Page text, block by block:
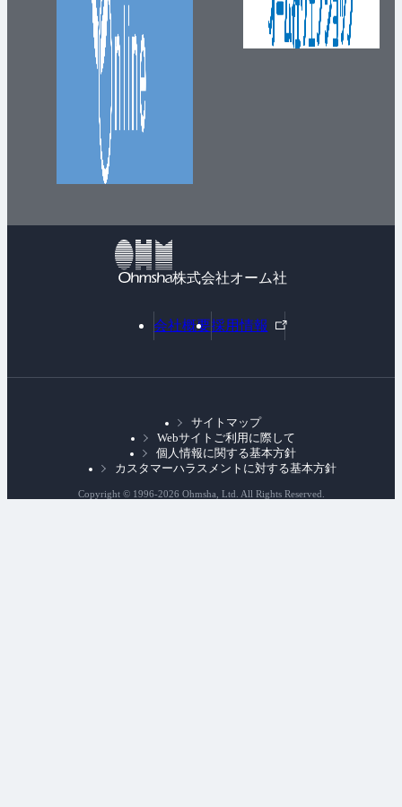
株式会社オーム社
会社概要採用情報
外
部
ン
サイトマップ
Webサイトご利用に際して
個人情報に関する基本方針
カスタマーハラスメントに対する基本方針
Copyright © 1996-2026 Ohmsha, Ltd. All Rights Reserved.